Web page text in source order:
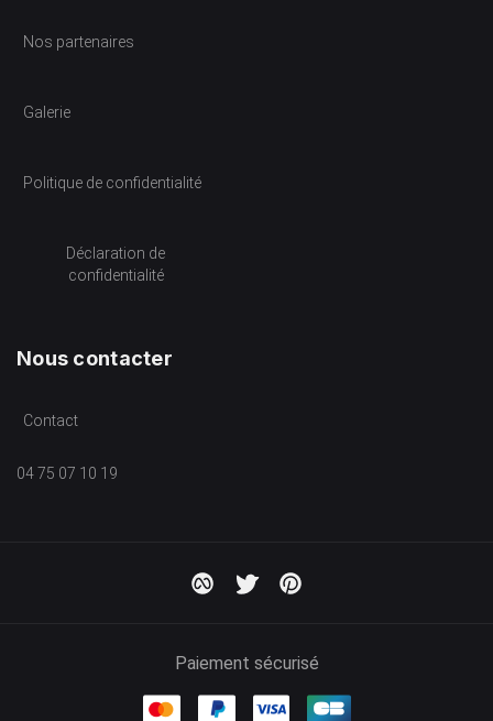
Nos partenaires
Galerie
Politique de confidentialité
Déclaration de
confidentialité
Nous contacter
Contact
04 75 07 10 19
Paiement sécurisé